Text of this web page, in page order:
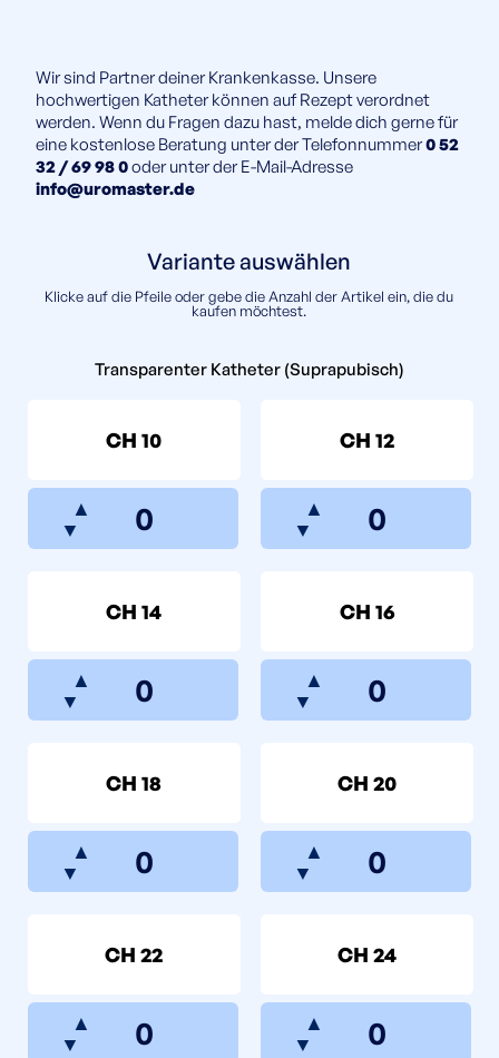
Wir sind Partner deiner Krankenkasse. Unsere
hochwertigen Katheter können auf Rezept verordnet
werden. Wenn du Fragen dazu hast, melde dich gerne für
eine kostenlose Beratung unter der Telefonnummer0 52
32 / 69 98 0oder unter der E-Mail-Adresse
info@uromaster.de
Variante auswählen
Klicke auf die Pfeile oder gebe die Anzahl der Artikel ein, die du
kaufen möchtest.
Transparenter Katheter (Suprapubisch)
CH 10
▲
▼
CH 12
▲
▼
CH 14
▲
▼
CH 16
▲
▼
CH 18
▲
▼
CH 20
▲
▼
CH 22
▲
▼
CH 24
▲
▼